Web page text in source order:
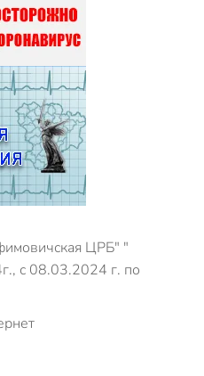
ЦРБ" "
с 08.03.2024 г. по